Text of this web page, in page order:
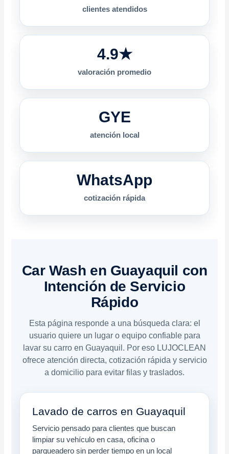
clientes atendidos
4.9★
valoración promedio
GYE
atención local
WhatsApp
cotización rápida
Car Wash en Guayaquil con
Intención de Servicio
Rápido
Esta página responde a una búsqueda clara: el
usuario quiere un lugar o equipo confiable para
lavar su carro en Guayaquil. Por eso LUJOCLEAN
ofrece atención directa, cotización rápida y servicio
a domicilio para evitar filas y traslados.
Lavado de carros en Guayaquil
Servicio pensado para clientes que buscan
limpiar su vehículo en casa, oficina o
parqueadero sin perder tiempo en un local